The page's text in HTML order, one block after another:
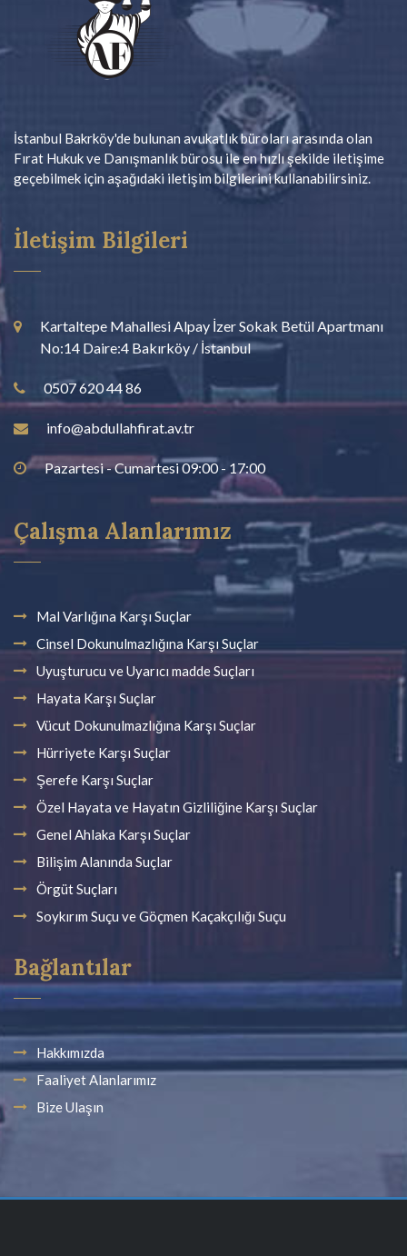
ifadelerini alınırken yanlarında vekil olarak avukatın olması
önem arz etmektedir. Özellikle ifadenin ne şekilde alındığı ve
yine şikayete konu olay hakkında nasıl ifade verileceği, avukat
aracılığıyla şikayetçiye bildirilecektir. Bu nedenle soruşturma
aşamasında bir avukatla birlikte hareket edilmesi önem arz
İstanbul Bakrköy'de bulunan avukatlık büroları arasında olan
Fırat Hukuk ve Danışmanlık bürosu ile en hızlı şekilde iletişime
geçebilmek için aşağıdaki iletişim bilgilerini kullanabilirsiniz.
İletişim Bilgileri
Kartaltepe Mahallesi Alpay İzer Sokak Betül Apartmanı
No:14 Daire:4 Bakırköy / İstanbul
0507 620 44 86
info@abdullahfirat.av.tr
Pazartesi - Cumartesi 09:00 - 17:00
Çalışma Alanlarımız
Mal Varlığına Karşı Suçlar
Cinsel Dokunulmazlığına Karşı Suçlar
Uyuşturucu ve Uyarıcı madde Suçları
Hayata Karşı Suçlar
Vücut Dokunulmazlığına Karşı Suçlar
Hürriyete Karşı Suçlar
Şerefe Karşı Suçlar
Özel Hayata ve Hayatın Gizliliğine Karşı Suçlar
Genel Ahlaka Karşı Suçlar
Bilişim Alanında Suçlar
Örgüt Suçları
Soykırım Suçu ve Göçmen Kaçakçılığı Suçu
Bağlantılar
Hakkımızda
Faaliyet Alanlarımız
Bize Ulaşın